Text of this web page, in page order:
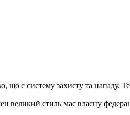
є систему захисту та нападу.
великий стиль має власну